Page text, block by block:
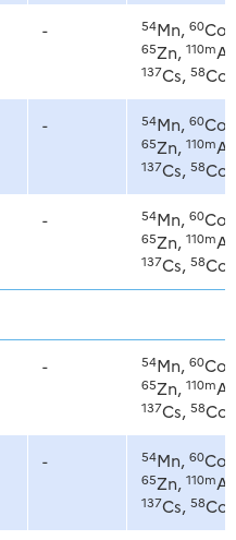
- 54Mn, 60Co,
65Zn, 110m
137Cs, 58Co
- 54Mn, 60Co,
65Zn, 110m
137Cs, 58Co
- 54Mn, 60Co,
65Zn, 110m
137Cs, 58Co
- 54Mn, 60Co,
65Zn, 110m
137Cs, 58Co
- 54Mn, 60Co,
65Zn, 110m
137Cs, 58Co